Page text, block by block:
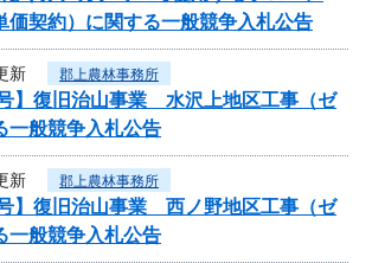
価契約）に関する一般競争入札公告
新 郡上農林事務所
号】復旧治山事業 水沢上地区工事（ゼ
一般競争入札公告
新 郡上農林事務所
号】復旧治山事業 西ノ野地区工事（ゼ
一般競争入札公告